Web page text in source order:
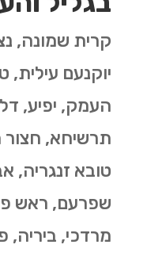
קרית שמונה,
יוקנעם עילית,
העמק, יפיע,
תרשיחא, חצור
טובא זנגריה,
שפרעם, ראש
מרדכי, ביריה,